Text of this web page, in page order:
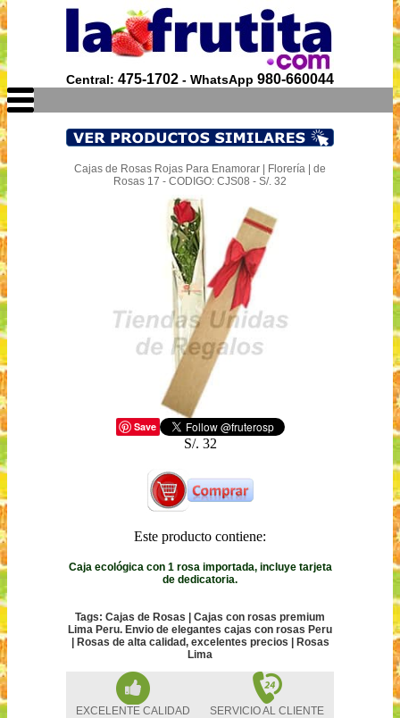
Central: 475-1702 - WhatsApp 980-660044
Cajas de Rosas Rojas Para Enamorar | Florería | de
Rosas 17 - CODIGO: CJS08 - S/. 32
Save
S/. 32
Este producto contiene:
Caja ecológica con 1 rosa importada, incluye tarjeta
de dedicatoria.
Tags: Cajas de Rosas | Cajas con rosas premium
Lima Peru. Envio de elegantes cajas con rosas Peru
| Rosas de alta calidad, excelentes precios | Rosas
Lima
EXCELENTE CALIDAD
SERVICIO AL CLIENTE